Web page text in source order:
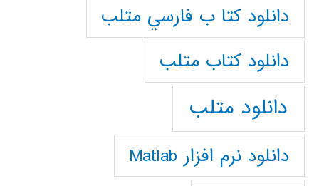
دانلود كتا ب فارسي متلب
دانلود كتاب متلب
دانلود متلب
دانلود نرم افزار Matlab